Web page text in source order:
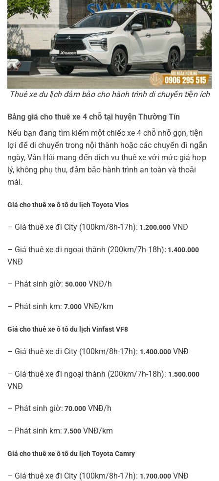
Thuê xe du lịch đảm bảo cho hành trình di chuyển tiện ích
Bảng giá cho thuê xe 4 chỗ tại huyện Thường Tín
Nếu bạn đang tìm kiếm một chiếc xe 4 chỗ nhỏ gọn, tiện
lợi để di chuyển trong nội thành hoặc các chuyến đi ngắn
ngày, Vân Hải mang đến dịch vụ thuê xe với mức giá hợp
lý, không phụ thu, đảm bảo hành trình an toàn và thoải
mái.
Giá cho thuê xe ô tô du lịch Toyota Vios
– Giá thuê xe đi City (100km/8h-17h): 1.200.000 VNĐ
– Giá thuê xe đi ngoại thành (200km/7h-18h): 1.400.000
VNĐ
– Phát sinh giờ: 50.000 VNĐ/h
– Phát sinh km: 7.000 VNĐ/km
Giá cho thuê xe ô tô du lịch Vinfast VF8
– Giá thuê xe đi City (100km/8h-17h): 1.400.000 VNĐ
– Giá thuê xe đi ngoại thành (200km/7h-18h): 1.500.000
VNĐ
– Phát sinh giờ: 70.000 VNĐ/h
– Phát sinh km: 7.500 VNĐ/km
Giá cho thuê xe ô tô du lịch Toyota Camry
– Giá thuê xe đi City (100km/8h-17h): 1.700.000 VNĐ